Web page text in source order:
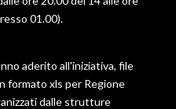
01.00).
aderito all'iniziativa, file
formato xls per Regione
dalle strutture